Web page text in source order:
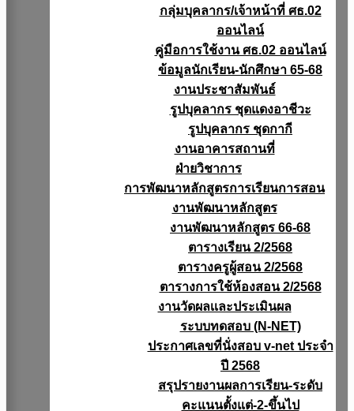
กลุ่มบุคลากร/เจ้าหน้าที่ ศธ.02
ออนไลน์
คู่มือการใช้งาน ศธ.02 ออนไลน์
ข้อมูลนักเรียน-นักศึกษา 65-68
งานประชาสัมพันธ์
รูปบุคลากร ชุดแดงอาชีวะ
รูปบุคลากร ชุดกากี
งานอาคารสถานที่
ฝ่ายวิชาการ
การพัฒนาหลักสูตรการเรียนการสอน
งานพัฒนาหลักสูตร
งานพัฒนาหลักสูตร 66-68
ตารางเรียน 2/2568
ตารางครูผู้สอน 2/2568
ตารางการใช้ห้องสอน 2/2568
งานวัดผลเเละประเมินผล
ระบบทดสอบ (N-NET)
ประกาศเลขที่นั่งสอบ v-net ประจำ
ปี 2568
สรุปรายงานผลการเรียน-ระดับ
คะแนนตั้งแต่-2-ขึ้นไป